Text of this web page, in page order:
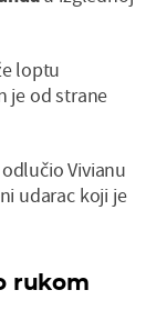
loptu
je od strane
Vivianu
udarac koji je
rukom